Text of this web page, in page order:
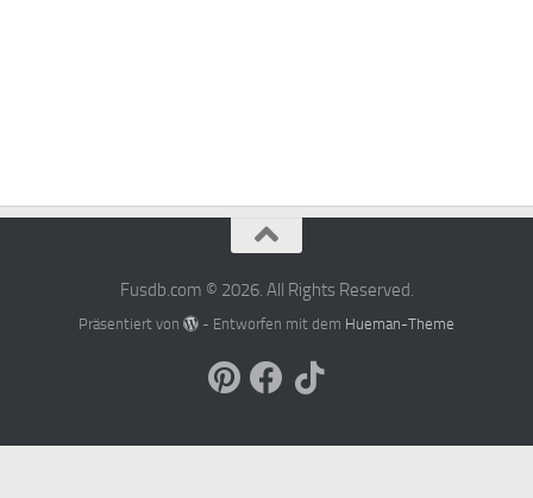
Fusdb.com © 2026. All Rights Reserved.
Präsentiert von - Entworfen mit dem Hueman-Theme